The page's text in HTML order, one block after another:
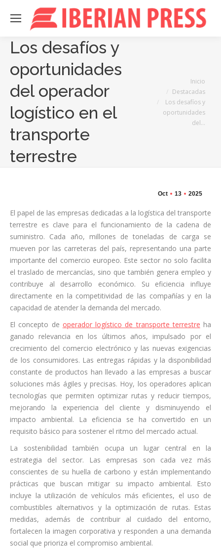
Los desafíos y
oportunidades
del operador
logístico en el
transporte
terrestre
Inicio
Destacadas
Los desafíos y
oportunidades
del…
Oct 13 2025
El papel de las empresas dedicadas a la logística del transporte
terrestre es clave para el funcionamiento de la cadena de
suministro. Cada año, millones de toneladas de carga se
mueven por las carreteras del país, representando una parte
importante del comercio europeo. Este sector no solo facilita
el traslado de mercancías, sino que también genera empleo y
contribuye al desarrollo económico. Su eficiencia influye
directamente en la competitividad de las compañías y en la
capacidad de atender la demanda del mercado.
El concepto de operador logístico de transporte terrestre ha
ganado relevancia en los últimos años, impulsado por el
crecimiento del comercio electrónico y las nuevas exigencias
de los consumidores. Las entregas rápidas y la disponibilidad
constante de productos han llevado a las empresas a buscar
soluciones más ágiles y precisas. Hoy, los operadores aplican
tecnologías que permiten optimizar rutas y reducir tiempos,
mejorando la experiencia del cliente y disminuyendo el
impacto ambiental. La eficiencia se ha convertido en un
requisito básico para sostener el ritmo del mercado actual.
La sostenibilidad también ocupa un lugar central en la
estrategia del sector. Las empresas son cada vez más
conscientes de su huella de carbono y están implementando
prácticas que buscan mitigar su impacto ambiental. Esto
incluye la utilización de vehículos más eficientes, el uso de
combustibles alternativos y la optimización de rutas. Estas
medidas, además de contribuir al cuidado del entorno,
fortalecen la imagen corporativa y responden a una demanda
social que prioriza el compromiso ambiental.